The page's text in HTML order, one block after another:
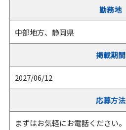
勤務地
中部地方、静岡県
掲載期間
2027/06/12
応募方法
まずはお気軽にお電話ください。